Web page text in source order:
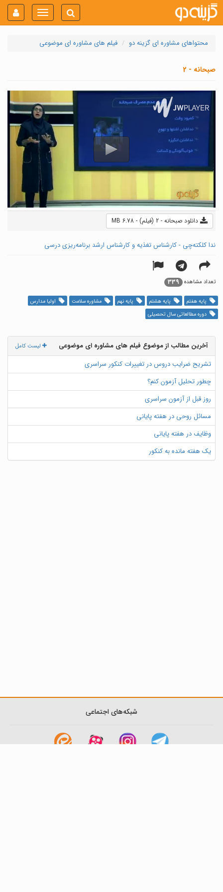
Toggle
navigation
محتواهای مشاوره ای گزینه دو فیلم های مشاوره ای موضوعی
صبحانه - 2
دانلود صبحانه - 2 (فیلم) - 6.78 MB
ندا کلکته‌چی - کارشناس تغذیه و کارشناس ارشد برنامه‌ریزی درسی
تعداد مشاهده 339
پایه هفتم پایه هشتم پایه نهم مشاوره سلامت
اولیا مدارس
دوره مطالعاتی سال تحصیلی
لیست کامل
آخرین مطالب از موضوع فیلم های مشاوره ای موضوعی
تشریح ضرایب دروس در تغییرات کنکور سراسری
چطور تحلیل آزمون کنم؟
روز قبل از آزمون سراسری
مسائل روحی در هفته پایانی
وظایف در هفته پایانی
یک هفته مانده به کنکور
شبکه‌های اجتماعی